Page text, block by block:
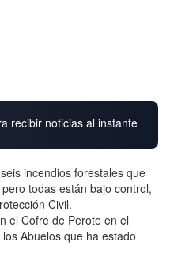
recibir noticias al instante
incendios forestales que
todas están bajo control,
Civil.
el Cofre de Perote en el
Abuelos que ha estado